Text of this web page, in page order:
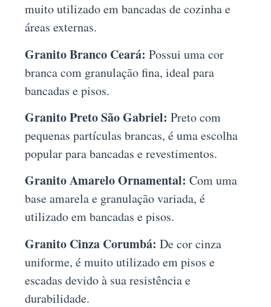
muito utilizado em bancadas de cozinha e
áreas externas.
Granito Branco Ceará: Possui uma cor
branca com granulação fina, ideal para
bancadas e pisos.
Granito Preto São Gabriel: Preto com
pequenas partículas brancas, é uma escolha
popular para bancadas e revestimentos.
Granito Amarelo Ornamental: Com uma
base amarela e granulação variada, é
utilizado em bancadas e pisos.
Granito Cinza Corumbá: De cor cinza
uniforme, é muito utilizado em pisos e
escadas devido à sua resistência e
durabilidade.